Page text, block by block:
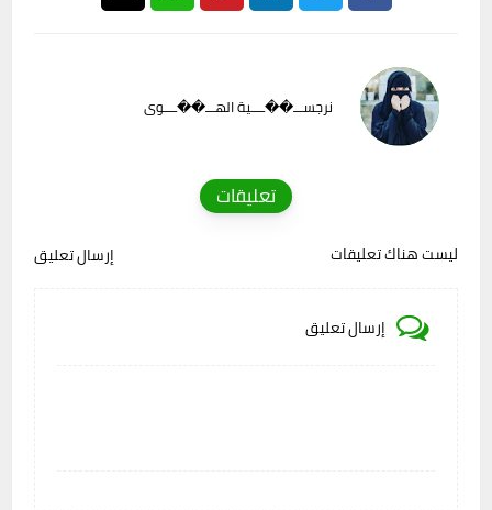
نرجســـ��ــــية الهـــ��ــــوى
تعليقات
ليست هناك تعليقات إرسال تعليق
إرسال تعليق